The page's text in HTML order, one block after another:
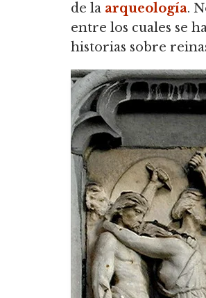
de la arqueología.
entre los cuales se
historias sobre